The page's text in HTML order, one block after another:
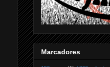
Marcadores